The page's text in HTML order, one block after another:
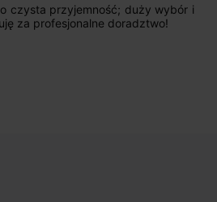
czysta przyjemność; duży wybór i
za profesjonalne doradztwo!